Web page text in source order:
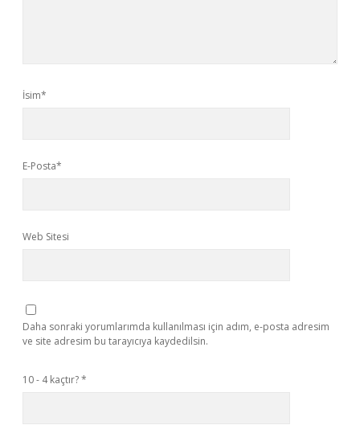
İsim*
E-Posta*
Web Sitesi
Daha sonraki yorumlarımda kullanılması için adım, e-posta adresim
ve site adresim bu tarayıcıya kaydedilsin.
10 - 4 kaçtır?*